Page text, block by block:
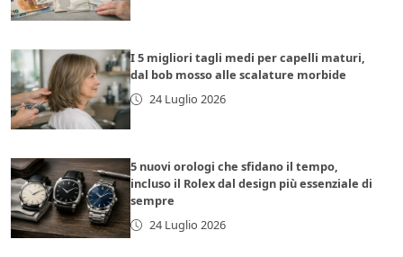
I 5 migliori tagli medi per capelli maturi,
dal bob mosso alle scalature morbide
24 Luglio 2026
5 nuovi orologi che sfidano il tempo,
incluso il Rolex dal design più essenziale di
sempre
24 Luglio 2026